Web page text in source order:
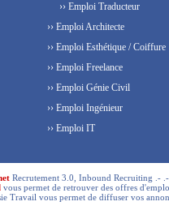
›› Emploi Traducteur
›› Emploi Architecte
›› Emploi Esthétique / Coiffure
›› Emploi Freelance
›› Emploi Génie Civil
›› Emploi Ingénieur
›› Emploi IT
Recrutement 3.0, Inbound Recruiting .-
vous permet de retrouver des offres
Travail vous permet de diffuser vos